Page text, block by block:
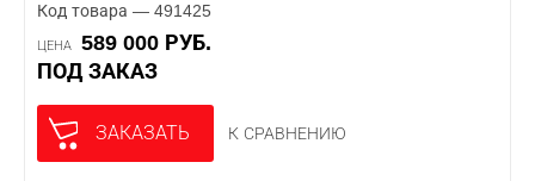
Код товара — 491425
ЦЕНА
589 000 РУБ.
ПОД ЗАКАЗ
ЗАКАЗАТЬ К СРАВНЕНИЮ